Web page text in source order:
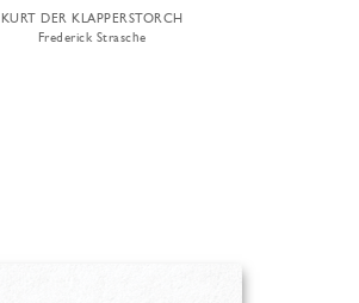
KURT DER KLAPPERSTORCH
Frederick Strasche